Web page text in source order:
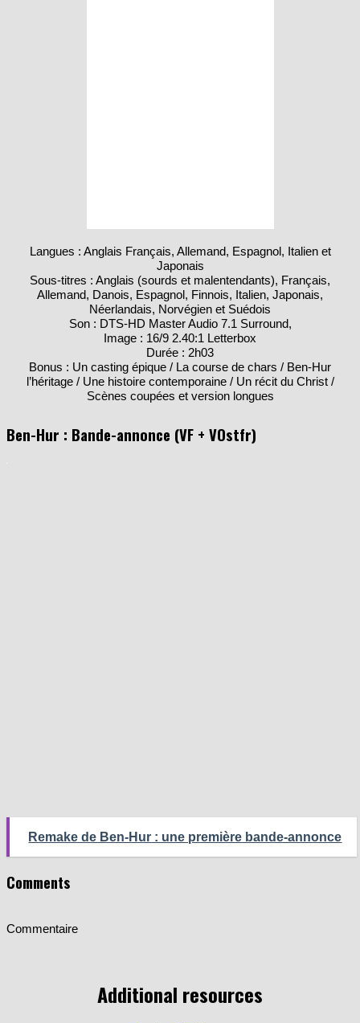
Langues : Anglais Français, Allemand, Espagnol, Italien et
Japonais
Sous-titres : Anglais (sourds et malentendants), Français,
Allemand, Danois, Espagnol, Finnois, Italien, Japonais,
Néerlandais, Norvégien et Suédois
Son : DTS-HD Master Audio 7.1 Surround,
Image : 16/9 2.40:1 Letterbox
Durée : 2h03
Bonus : Un casting épique / La course de chars / Ben-Hur
l’héritage / Une histoire contemporaine / Un récit du Christ /
Scènes coupées et version longues
Ben-Hur : Bande-annonce (VF + VOstfr)
Remake de Ben-Hur : une première bande-annonce
Comments
Commentaire
Additional resources